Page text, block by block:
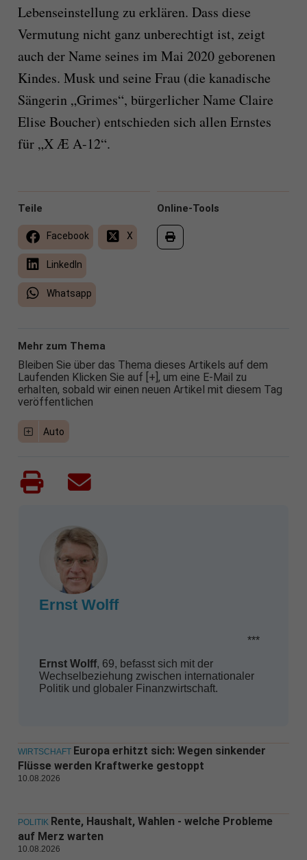
Lebenseinstellung zu erklären. Dass diese
Vermutung nicht ganz unberechtigt ist, zeigt
auch der Name seines im Mai 2020 geborenen
Kindes. Musk und seine Frau (die kanadische
Sängerin „Grimes“, bürgerlicher Name Claire
Elise Boucher) entschieden sich allen Ernstes
für „X Æ A-12“.
Online-Tools
Teile
Facebook X
LinkedIn
Whatsapp
Mehr zum Thema
Bleiben Sie über das Thema dieses Artikels auf dem
Laufenden Klicken Sie auf [+], um eine E-Mail zu
erhalten, sobald wir einen neuen Artikel mit diesem Tag
veröffentlichen
Auto
Ernst Wolff
***
Ernst Wolff, 69, befasst sich mit der
Wechselbeziehung zwischen internationaler
Politik und globaler Finanzwirtschaft.
WIRTSCHAFT Europa erhitzt sich: Wegen sinkender
Flüsse werden Kraftwerke gestoppt
10.08.2026
POLITIK Rente, Haushalt, Wahlen - welche Probleme
auf Merz warten
10.08.2026